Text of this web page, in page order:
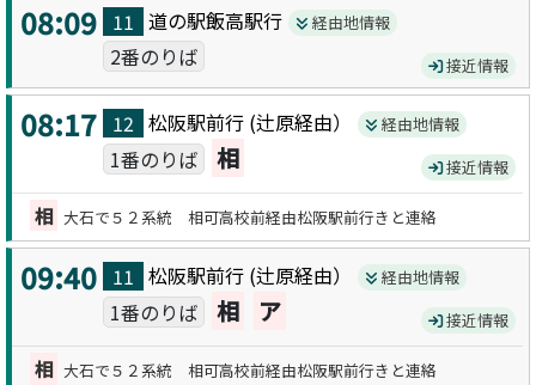
08:09 11 道の駅飯高駅行 経由地情報
2番のりば 接近情報
08:17 12 松阪駅前行 (辻原経由） 経由地情報
1番のりば 相 接近情報
相 大石で５２系統 相可高校前経由松阪駅前行きと連絡
09:40 11 松阪駅前行 (辻原経由） 経由地情報
1番のりば 相 ア 接近情報
相 大石で５２系統 相可高校前経由松阪駅前行きと連絡